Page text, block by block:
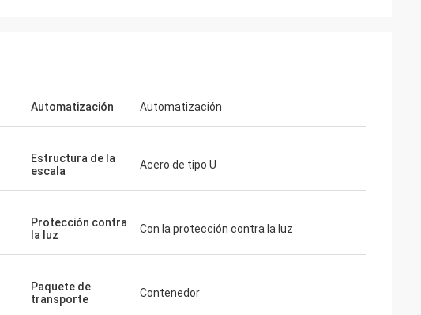
Automatización Automatización
Estructura de la
escala
Acero de tipo U
Protección contra
la luz
Con la protección contra la luz
Paquete de
transporte
Contenedor